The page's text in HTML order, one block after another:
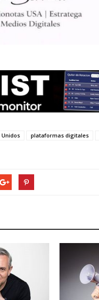
Unidos plataformas digitales